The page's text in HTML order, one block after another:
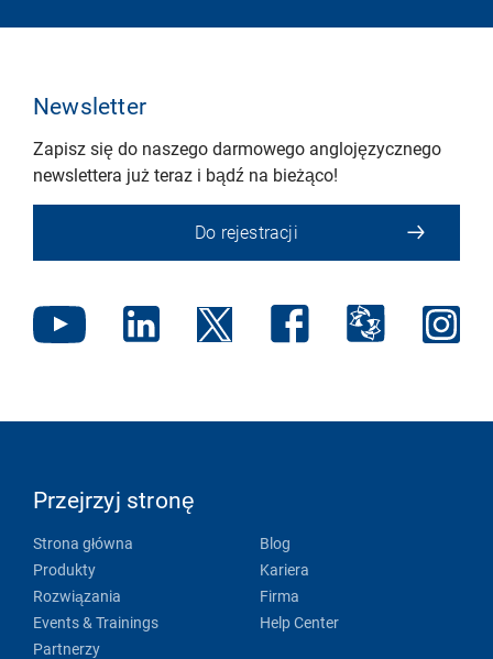
Newsletter
Zapisz się do naszego darmowego anglojęzycznego
newslettera już teraz i bądź na bieżąco!
Do rejestracji
Przejrzyj stronę
Strona główna
Produkty
Rozwiązania
Events & Trainings
Partnerzy
Blog
Kariera
Firma
Help Center